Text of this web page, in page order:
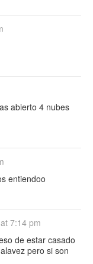
abierto 4 nubes
entiendoo
7:14 pm
de estar casado
pero si son